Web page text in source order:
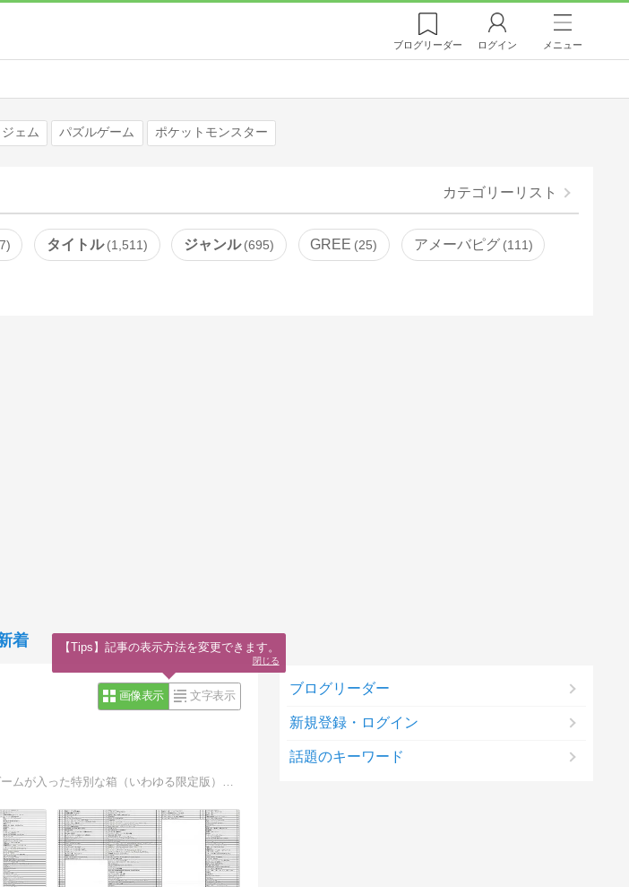
ブログリーダー ログイン メニュー
ジェム パズルゲーム ポケットモンスター
カテゴリーリスト
タイトル 1,511 ジャンル 695 GREE 25 アメーバピグ 111
着
画像表示 文字表示 ブログリーダー
新規登録・ログイン
話題のキーワード
【Tips】記事の表示方法を変更できます。
閉じる